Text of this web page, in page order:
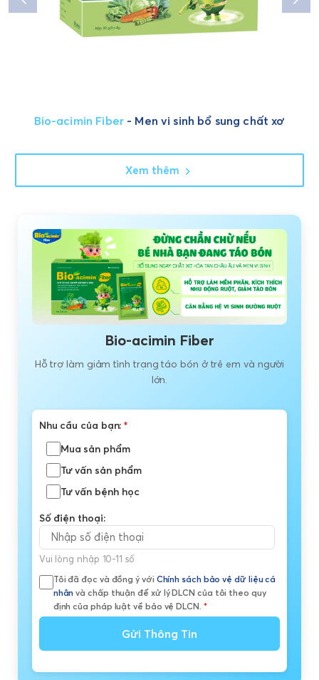
Bio-acimin Fiber- Men vi sinh bổ sung chất xơ
Xem thêm
Bio-acimin Fiber
Hỗ trợ làm giảm tình trạng táo bón ở trẻ em và người
lớn.
Nhu cầu của bạn:*
Mua sản phẩm
Tư vấn sản phẩm
Tư vấn bệnh học
Số điện thoại:
Vui lòng nhập 10-11 số
Tôi đã đọc và đồng ý với Chính sách bảo vệ dữ liệu cá
nhân và chấp thuận để xử lý DLCN của tôi theo quy
định của pháp luật về bảo vệ DLCN. *
Gửi Thông Tin